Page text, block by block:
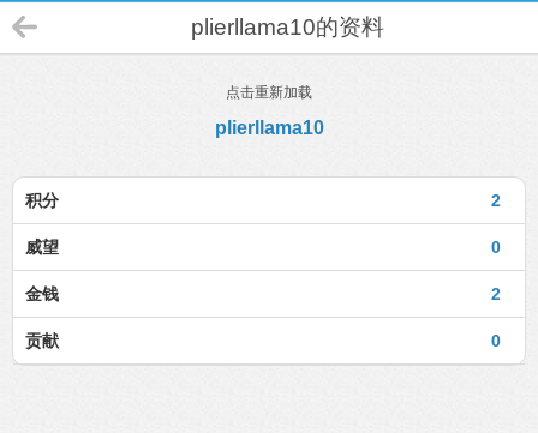
plierllama10的资料
点击重新加载
plierllama10
2
积分
0
威望
2
金钱
0
贡献